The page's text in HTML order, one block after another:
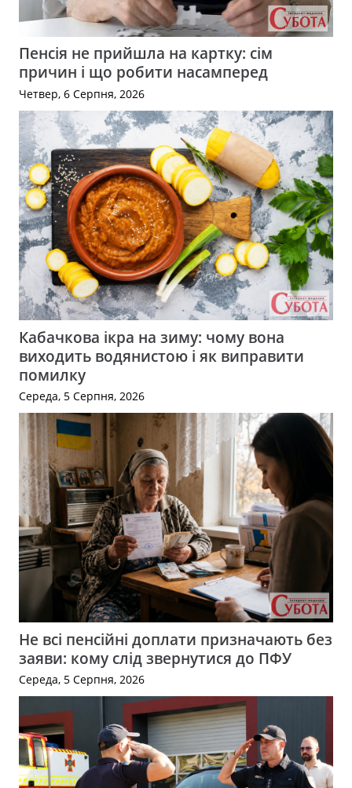
Пенсія не прийшла на картку: сім
причин і що робити насамперед
Четвер, 6 Серпня, 2026
Кабачкова ікра на зиму: чому вона
виходить водянистою і як виправити
помилку
Середа, 5 Серпня, 2026
Не всі пенсійні доплати призначають без
заяви: кому слід звернутися до ПФУ
Середа, 5 Серпня, 2026